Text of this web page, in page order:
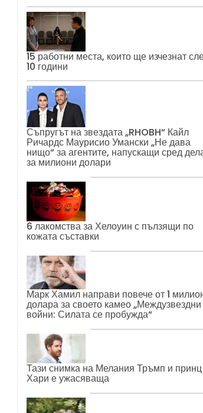
15 работни места, които ще изчезнат
10 години
Съпругът на звездата „RHOBH“ Кайл
Ричардс Маурисио Умански „Не дава
нищо“ за агентите, напускащи сред
за милиони долари
6 лакомства за Хелоуин с пълзящи по
кожата съставки
Марк Хамил направи повече от 1
долара за своето камео „Междузвездни
войни: Силата се пробужда“
Тази снимка на Мелания Тръмп и принц
Хари е ужасяваща